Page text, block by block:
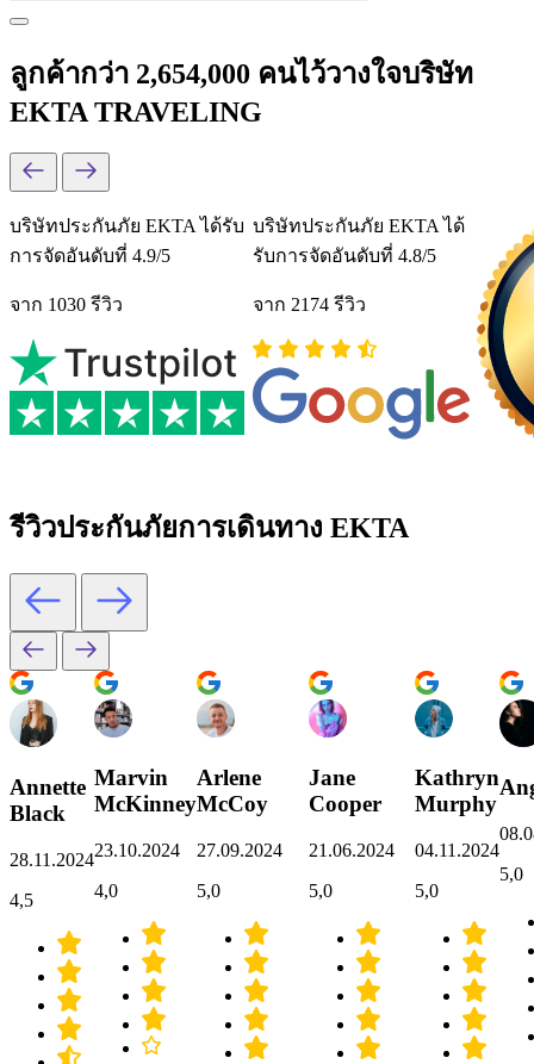
ลูกค้ากว่า 2,654,000 คนไว้วางใจบริษัท
EKTA TRAVELING
บริษัทประกันภัย EKTA ได้รับ
การจัดอันดับที่ 4.9/5
จาก 1030 รีวิว
บริษัทประกันภัย EKTA ได้
รับการจัดอันดับที่ 4.8/5
จาก 2174 รีวิว
รีวิวประกันภัยการเดินทาง EKTA
Annette
Black
28.11.2024
4,5
Marvin
McKinney
23.10.2024
4,0
Arlene
McCoy
27.09.2024
5,0
Jane
Cooper
21.06.2024
5,0
Kathryn
Murphy
04.11.2024
5,0
5,0